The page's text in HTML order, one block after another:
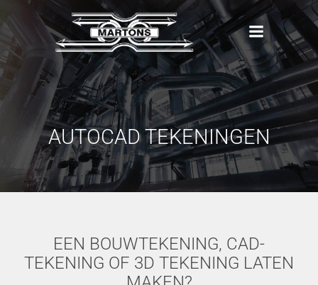
Naar
de
inhoud
springen
AUTOCAD TEKENINGEN
EEN BOUWTEKENING, CAD-
TEKENING OF 3D TEKENING LATEN